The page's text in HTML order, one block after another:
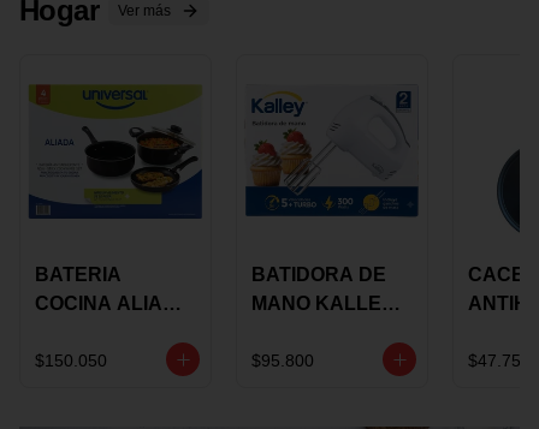
Hogar Ver más
BATERIA
COCINA ALIADA
PIEZAS
$150.050
BATIDORA DE
MANO KALLEY
VELOCIDADES
$95.800
TAPA
$47.750